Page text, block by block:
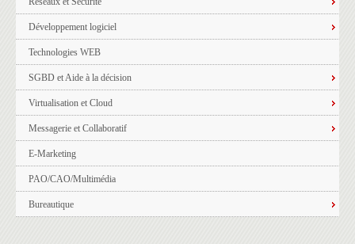
Développement logiciel
Technologies WEB
SGBD et Aide à la décision
Virtualisation et Cloud
Messagerie et Collaboratif
E-Marketing
PAO/CAO/Multimédia
Bureautique